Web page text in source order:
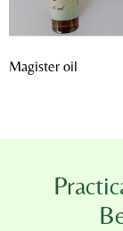
Magister oil